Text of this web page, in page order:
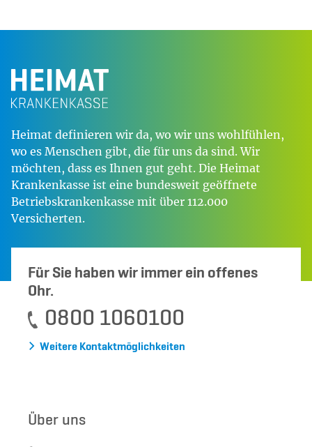
Heimat definieren wir da, wo wir uns wohlfühlen,
wo es Menschen gibt, die für uns da sind. Wir
möchten, dass es Ihnen gut geht. Die Heimat
Krankenkasse ist eine bundesweit geöffnete
Betriebskrankenkasse mit über 112.000
Versicherten.
Für Sie haben wir immer ein offenes
Ohr.
0800 1060100
Weitere Kontaktmöglichkeiten
Über uns